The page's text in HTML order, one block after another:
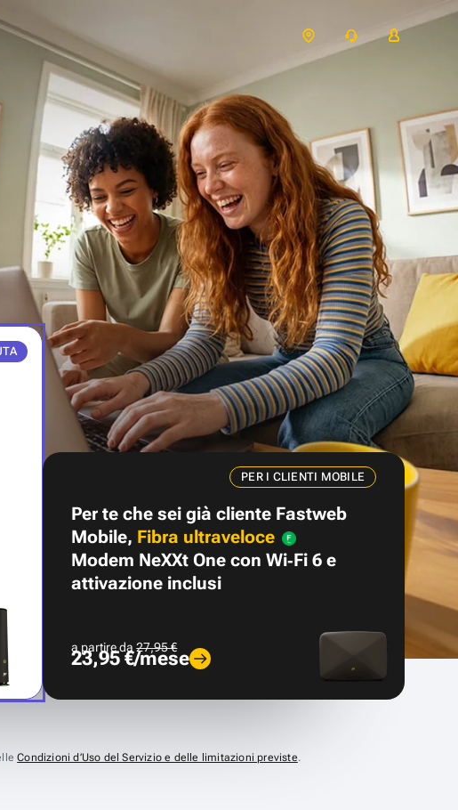
PER I CLIENTI MOBILE
Per te che sei già cliente Fastweb
Mobile, Fibra ultraveloce
Modem NeXXt One con Wi‑Fi 6 e
attivazione inclusi
a partire da27,95 €
23,95 €/mese
Condizioni d’Uso del Servizio e delle limitazioni previste.